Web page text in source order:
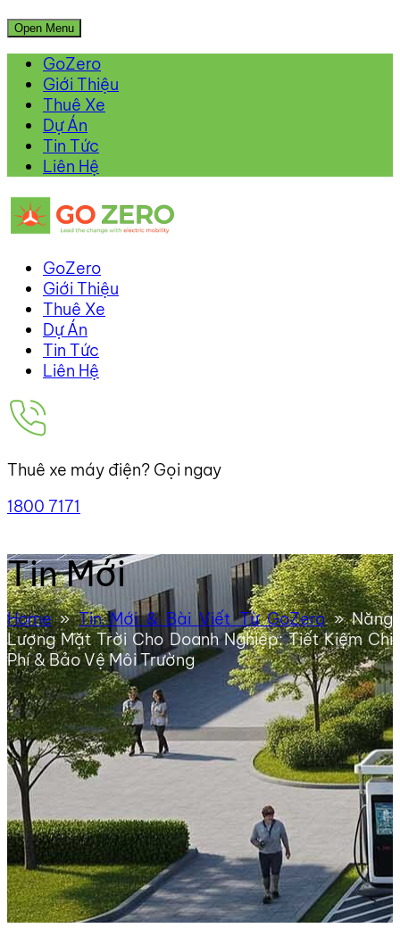
Open Menu
GoZero
Giới Thiệu
Thuê Xe
Dự Án
Tin Tức
Liên Hệ
GoZero
Giới Thiệu
Thuê Xe
Dự Án
Tin Tức
Liên Hệ
Thuê xe máy điện? Gọi ngay
1800 7171
Tin Mới
Home»Tin Mới & Bài Viết Từ GoZero»Năng
Lượng Mặt Trời Cho Doanh Nghiệp: Tiết Kiệm Chi
Phí & Bảo Vệ Môi Trường